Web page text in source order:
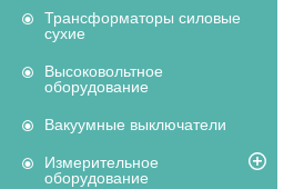
Трансформаторы силовые
сухие
Высоковольтное
оборудование
Вакуумные выключатели
Измерительное
оборудование